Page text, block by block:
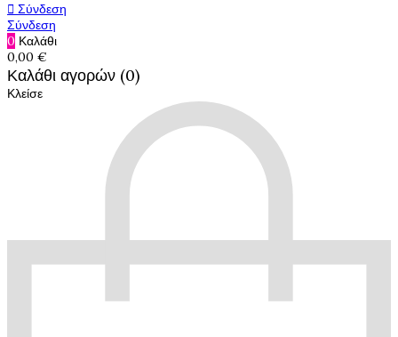
 Σύνδεση
Σύνδεση
0 Καλάθι
0,00 €
Καλάθι αγορών (0)
Κλείσε